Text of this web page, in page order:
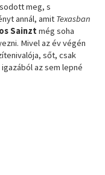
meg, s
annál, amit Texasban
Sainzt még soha
Mivel az év végén
sőt, csak
az sem lepné